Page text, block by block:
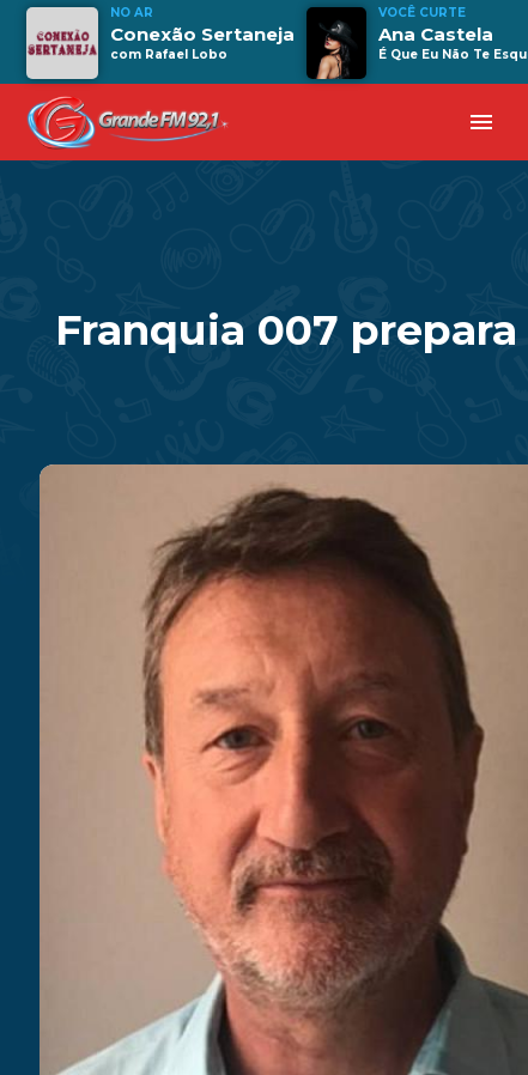
NO AR
Conexão Sertaneja
com Rafael Lobo
VOCÊ CURTE
Ana Castela
É Que Eu Não Te
menu
Franquia 007